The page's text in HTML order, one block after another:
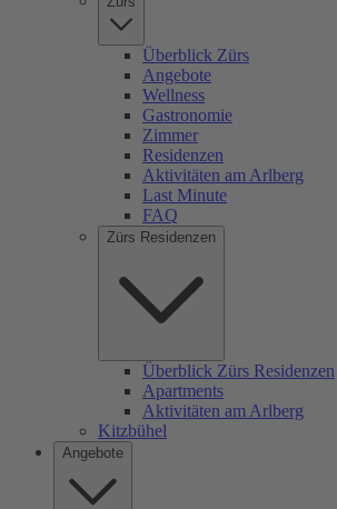
Überblick Zürs
Angebote
Wellness
Gastronomie
Zimmer
Residenzen
Aktivitäten am Arlberg
Last Minute
FAQ
Zürs Residenzen
Überblick Zürs Residenzen
Apartments
Aktivitäten am Arlberg
Kitzbühel
Angebote